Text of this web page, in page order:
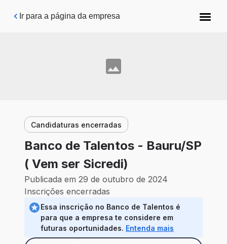
Pular para o conteúdo principal
Ir para a página da empresa
Candidaturas encerradas
Banco de Talentos - Bauru/SP
( Vem ser Sicredi)
Publicada em 29 de outubro de 2024
Inscrições encerradas
Essa inscrição no Banco de Talentos é
para que a empresa te considere em
futuras oportunidades. Entenda mais